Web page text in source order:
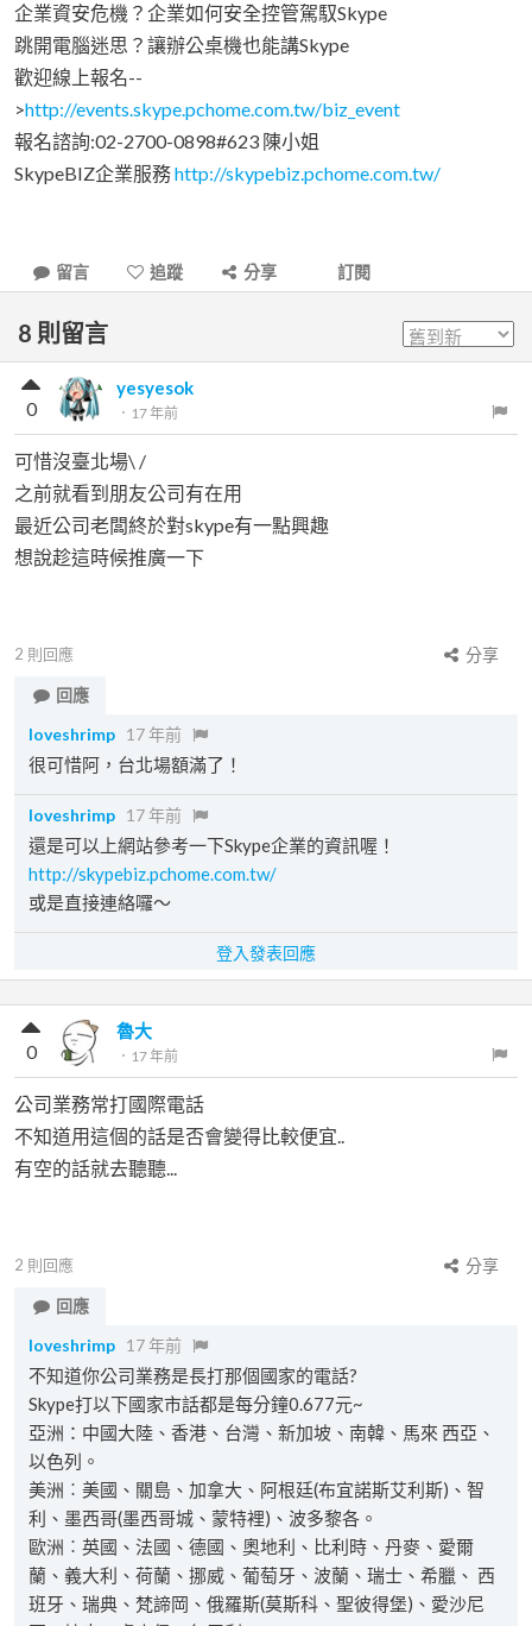
企業資安危機？企業如何安全控管駕馭Skype
跳開電腦迷思？讓辦公桌機也能講Skype
歡迎線上報名--
>http://events.skype.pchome.com.tw/biz_event
報名諮詢:02-2700-0898#623 陳小姐
SkypeBIZ企業服務http://skypebiz.pchome.com.tw/
留言 追蹤 分享 訂閱
8 則留言
yesyesok
． 17 年前
0
可惜沒臺北場\ /
之前就看到朋友公司有在用
最近公司老闆終於對skype有一點興趣
想說趁這時候推廣一下
2 則回應
分享
回應
loveshrimp 17 年前
很可惜阿，台北場額滿了！
loveshrimp 17 年前
還是可以上網站參考一下Skype企業的資訊喔！
http://skypebiz.pchome.com.tw/
或是直接連絡囉～
登入發表回應
魯大
． 17 年前
0
公司業務常打國際電話
不知道用這個的話是否會變得比較便宜..
有空的話就去聽聽...
2 則回應
分享
回應
loveshrimp 17 年前
不知道你公司業務是長打那個國家的電話?
Skype打以下國家市話都是每分鐘0.677元~
亞洲：中國大陸、香港、台灣、新加坡、南韓、馬來 西亞、
以色列。
美洲︰美國、關島、加拿大、阿根廷(布宜諾斯艾利斯)、智
利、墨西哥(墨西哥城、蒙特裡)、波多黎各。
歐洲︰英國、法國、德國、奧地利、比利時、丹麥、愛爾
蘭、義大利、荷蘭、挪威、葡萄牙、波蘭、瑞士、希臘、 西
班牙、瑞典、梵諦岡、俄羅斯(莫斯科、聖彼得堡)、愛沙尼